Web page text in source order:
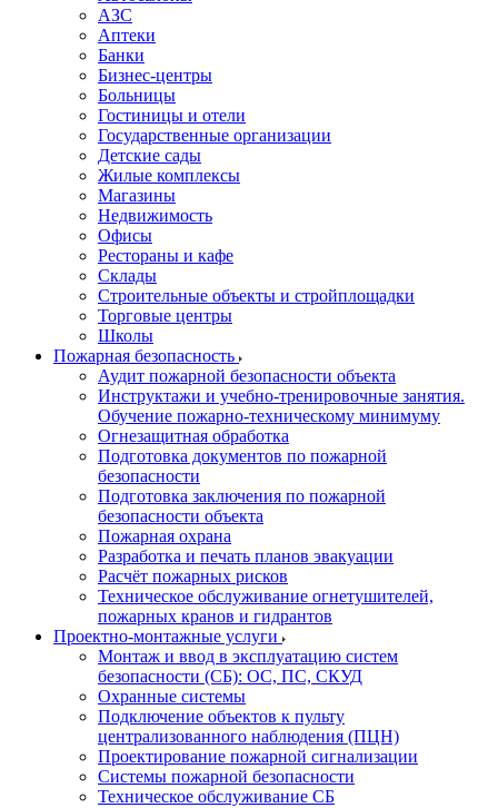
АЗС
Аптеки
Банки
Бизнес-центры
Больницы
Гостиницы и отели
Государственные организации
Детские сады
Жилые комплексы
Магазины
Недвижимость
Офисы
Рестораны и кафе
Склады
Строительные объекты и стройплощадки
Торговые центры
Школы
Пожарная безопасность
Аудит пожарной безопасности объекта
Инструктажи и учебно-тренировочные занятия.
Обучение пожарно-техническому минимуму
Огнезащитная обработка
Подготовка документов по пожарной
безопасности
Подготовка заключения по пожарной
безопасности объекта
Пожарная охрана
Разработка и печать планов эвакуации
Расчёт пожарных рисков
Техническое обслуживание огнетушителей,
пожарных кранов и гидрантов
Проектно-монтажные услуги
Монтаж и ввод в эксплуатацию систем
безопасности (СБ): ОС, ПС, СКУД
Охранные системы
Подключение объектов к пульту
централизованного наблюдения (ПЦН)
Проектирование пожарной сигнализации
Системы пожарной безопасности
Техническое обслуживание СБ